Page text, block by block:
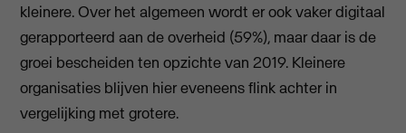
kleinere. Over het algemeen wordt er ook vaker digitaal
gerapporteerd aan de overheid (59%), maar daar is de
groei bescheiden ten opzichte van 2019. Kleinere
organisaties blijven hier eveneens flink achter in
vergelijking met grotere.